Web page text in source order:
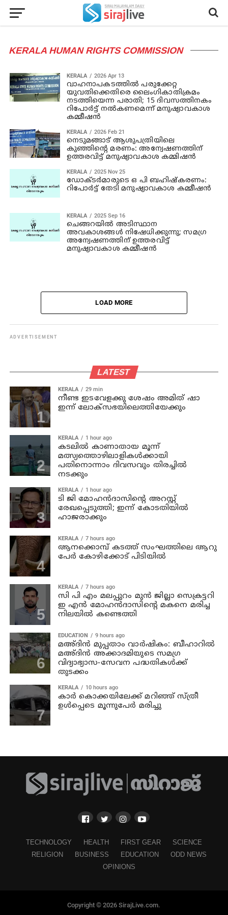
KERALA HUMAN RIGHTS COMMISSION
KERALA 2026 Apr 13
വാഹനാപകടത്തില്‍ പരുക്കേറ്റ
യുവതിക്കെതിരെ ലൈംഗികാതിക്രമം
നടത്തിയെന്ന പരാതി; 15 ദിവസത്തിനകം
റിപോര്‍ട്ട് നല്‍കണമെന്ന് മനുഷ്യാവകാശ
കമ്മീഷന്‍
KERALA 2026 Feb 21
നെടുമങ്ങാട് ആശുപത്രിയിലെ
കുഞ്ഞിന്റെ മരണം: അന്വേഷണത്തിന്
ഉത്തരവിട്ട് മനുഷ്യാവകാശ കമ്മിഷൻ
KERALA 2025 Nov 25
ഡോക്ടര്‍മാരുടെ ഒ പി ബഹിഷ്‌കരണം:
റിപോര്‍ട്ട് തേടി മനുഷ്യാവകാശ കമ്മീഷന്‍
KERALA 2025 Sep 16
ചെങ്ങറയില്‍ അടിസ്ഥാന
അവകാശങ്ങള്‍ നിഷേധിക്കുന്നു; സമഗ്ര
അന്വേഷണത്തിന് ഉത്തരവിട്ട്
മനുഷ്യാവകാശ കമ്മീഷന്‍
LOAD MORE
ADVERTISEMENT
LATEST
KERALA 29 min
നീണ്ട ഇടവേളക്കു ശേഷം അമിത് ഷാ
ഇന്ന് ലോക്‌സഭയിലെത്തിയേക്കും
KERALA 1 hour ago
കടലില്‍ കാണാതായ മൂന്ന്
മത്സ്യത്തൊഴിലാളികള്‍ക്കായി
പതിനൊന്നാം ദിവസവും തിരച്ചില്‍
നടക്കും
KERALA 1 hour ago
ടി ജി മോഹന്‍ദാസിന്റെ അറസ്റ്റ്
രേഖപ്പെടുത്തി; ഇന്ന് കോടതിയില്‍
ഹാജരാക്കും
KERALA 7 hours ago
ആനക്കൊമ്പ് കടത്ത് സംഘത്തിലെ ആറു
പേര്‍ കോഴിക്കോട് പിടിയില്‍
KERALA 7 hours ago
സി പി എം മലപ്പുറം മുന്‍ ജില്ലാ സെക്രട്ടറി
ഇ എന്‍ മോഹന്‍ദാസിന്റെ മകനെ മരിച്ച
നിലയില്‍ കണ്ടെത്തി
EDUCATION 9 hours ago
മഅ്ദിന്‍ മുപ്പതാം വാര്‍ഷികം: ബീഹാറില്‍
മഅ്ദിന്‍ അക്കാദമിയുടെ സമഗ്ര
വിദ്യാഭ്യാസ-സേവന പദ്ധതികള്‍ക്ക്
തുടക്കം
KERALA 10 hours ago
കാര്‍ കൊക്കയിലേക്ക് മറിഞ്ഞ് സ്ത്രീ
ഉള്‍പ്പെടെ മൂന്നുപേര്‍ മരിച്ചു
TECHNOLOGY HEALTH FIRST GEAR
SCIENCE
RELIGION
BUSINESS EDUCATION
ODD NEWS
OPINIONS
Copyright © 2026 SirajLive.com.